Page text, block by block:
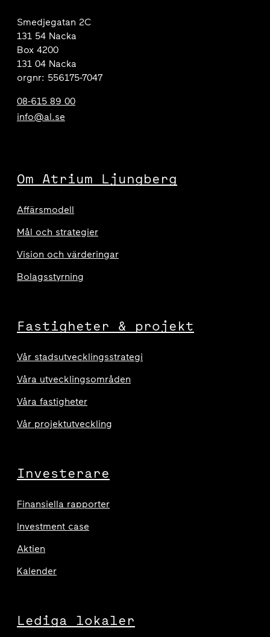
Smedjegatan 2C
131 54 Nacka
Box 4200
131 04 Nacka
orgnr: 556175-7047
08-615 89 00
info@al.se
Om Atrium Ljungberg
Affärsmodell
Mål och strategier
Vision och värderingar
Bolagsstyrning
Fastigheter & projekt
Vår stadsutvecklingsstrategi
Våra utvecklingsområden
Våra fastigheter
Vår projektutveckling
Investerare
Finansiella rapporter
Investment case
Aktien
Kalender
Lediga lokaler